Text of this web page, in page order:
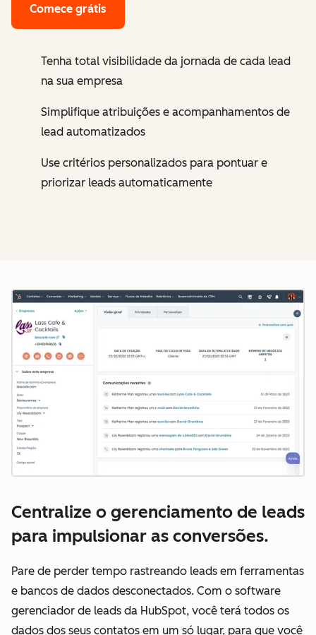
Comece grátis
Tenha total visibilidade da jornada de cada lead
na sua empresa
Simplifique atribuições e acompanhamentos de
lead automatizados
Use critérios personalizados para pontuar e
priorizar leads automaticamente
Centralize o gerenciamento de leads
para impulsionar as conversões.
Pare de perder tempo rastreando leads em ferramentas
e bancos de dados desconectados. Com o software
gerenciador de leads da HubSpot, você terá todos os
dados dos seus contatos em um só lugar, para que você